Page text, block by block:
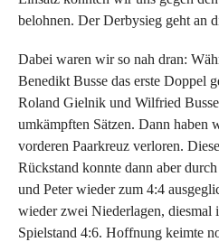
belohnen. Der Derbysieg geht an
Dabei waren wir so nah dran:
Benedikt Busse das erste Doppel
Roland Gielnik und Wilfried
umkämpften Sätzen. Dann haben
vorderen Paarkreuz verloren.
Rückstand konnte dann aber
und Peter wieder zum 4:4
wieder zwei Niederlagen, diesmal
Spielstand 4:6. Hoffnung keimte